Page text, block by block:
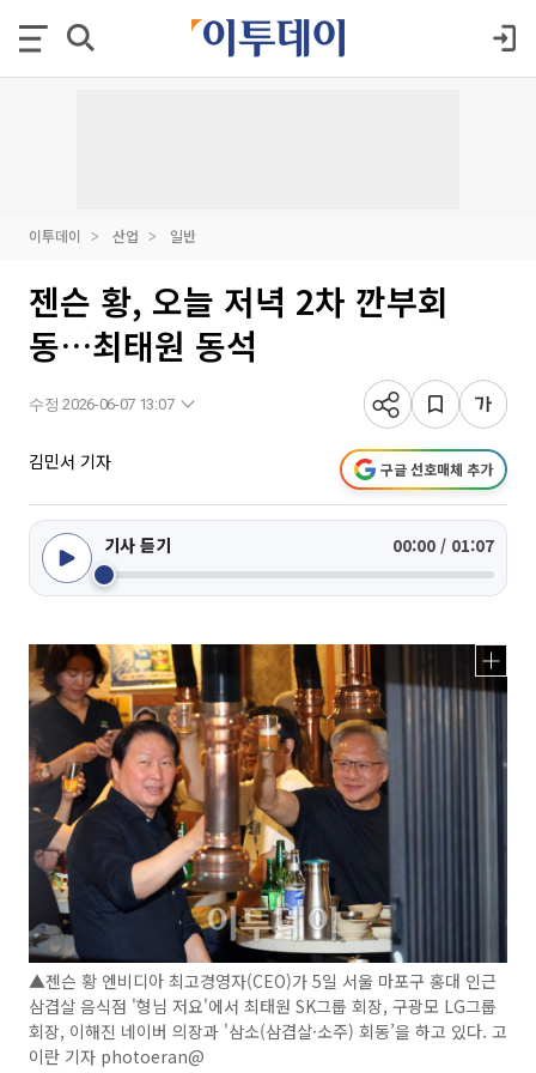
이투데이 산업 일반
젠슨 황, 오늘 저녁 2차 깐부회
동…최태원 동석
수정 2026-06-07 13:07
김민서 기자 구글 선호매체 추가
기사 듣기 00:00 / 01:07
▲젠슨 황 엔비디아 최고경영자(CEO)가 5일 서울 마포구 홍대 인근
삼겹살 음식점 '형님 저요'에서 최태원 SK그룹 회장, 구광모 LG그룹
회장, 이해진 네이버 의장과 '삼소(삼겹살·소주) 회동’을 하고 있다. 고
이란 기자 photoeran@